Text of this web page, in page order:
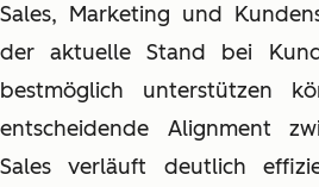
Sales, Marketing und
der aktuelle Stand bei
bestmöglich unterstützen
entscheidende Alignment
Sales verläuft deutlich